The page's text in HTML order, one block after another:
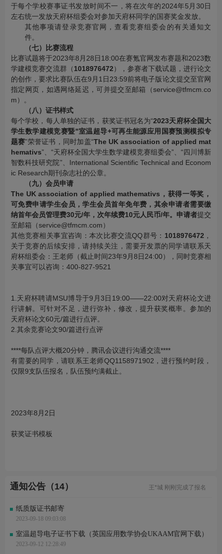
于每个学校赛事证书发放时间不一，将在次年的2024年5月30日
左右统一发放天府杯组委会对参加天府杯同学的国赛奖金发放。
其他事项请登录竞赛官网，查看竞赛组委会的有关通知文
件。
（七）比赛流程
比赛试题将于2023年8月28日18:00在赛氪官网发布赛题和2023数
学建模竞赛交流群（1018976472），参赛者下载试题，进行论文
的创作，要求比赛队伍在9月1日23:59前将电子版论文提交至官网
指定网页，如遇网络延迟，可并提交至邮箱（service@tfmcm.co
m）。
（八）证书样式
每个学校，每人单独的证书，获奖证书冠名为“2023天府杯全国大
学生数学建模竞赛暨"室温超导+可再生能源应用国赛预测模拟专
题赛”荣誉证书，同时加盖“The UK association of applied mat
hemativs”、“天府杯全国大学生数学建模竞赛组委会”、“四川博新
智数科技研究院”、International Scientific Technical and Econom
ic Research期刊杂志社的公章。
（九）会员申请
The UK association of applied mathemativs ，获得一等奖，
可免费申请学生会员，学生会员首年免年费，其余申请者需要缴
纳首年会员管理费30元/年，次年续费10元人民币/年。申请者提交
至邮箱（service@tfmcm.com）
其他竞赛相关事宜咨询：本次比赛交流QQ群号： 1018976472 ，
关于竞赛的后续安排，请持续关注，需要开发票的同学请联系天
府杯组委会：王老师（截止时间23年9月8日24:00），同时竞赛相
关事宜可以咨询：400-827-9521
1.天府杯聘请MSU博导于9月3日19:00——22:00对天府杯论文进
行讲解。可针对不足，进行弥补，修改，提升获奖概率。参加的
天府杯论文60元/篇进行点评。
2.其余竞赛论文90/篇进行点评
****每队点评大概20分钟，腾讯会议进行沟通交流****
有需要的同学，请联系王老师QQ1158971902，进行预约时段，
仅限9支队伍报名，队伍预约满截止。
2023年8月2日
获奖证书模板
通知公告（14）
王*城 刚刚完成了报名
付*捷 刚刚完成了报名
王* 刚刚进行了关注
纸质版证书邮寄
2023-09-18 09:03:08
室温超导电子证书下载（英国应用数学协会UKAAM官网下载）
2023-09-12 12:28:49